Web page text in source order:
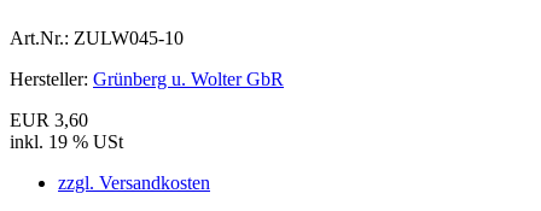
Art.Nr.: ZULW045-10
Hersteller: Grünberg u. Wolter GbR
EUR 3,60
inkl. 19 % USt
zzgl. Versandkosten